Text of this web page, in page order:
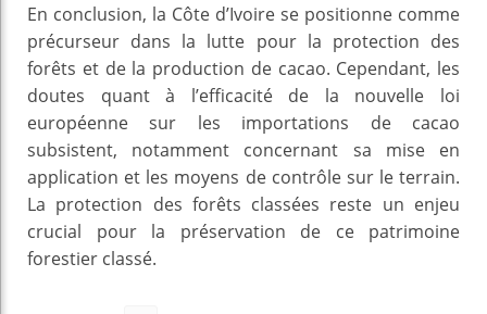
En conclusion, la Côte d’Ivoire se positionne comme
précurseur dans la lutte pour la protection des
forêts et de la production de cacao. Cependant, les
doutes quant à l’efficacité de la nouvelle loi
européenne sur les importations de cacao
subsistent, notamment concernant sa mise en
application et les moyens de contrôle sur le terrain.
La protection des forêts classées reste un enjeu
crucial pour la préservation de ce patrimoine
forestier classé.